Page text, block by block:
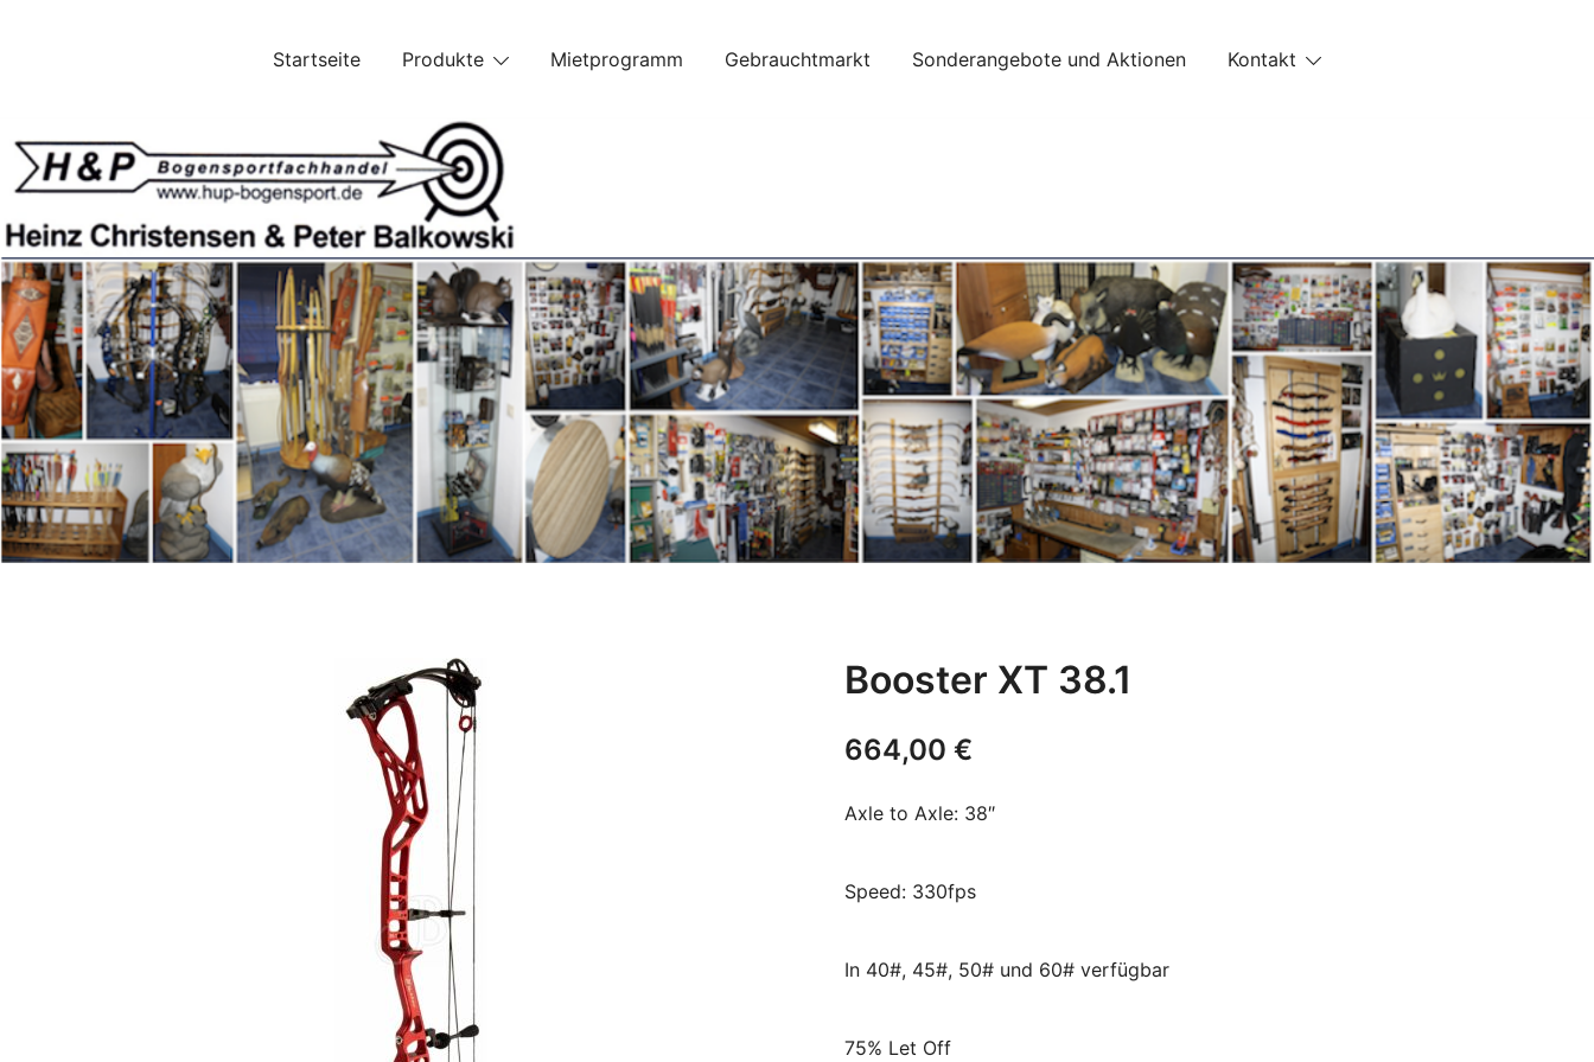
Startseite Produkte Mietprogramm Gebrauchtmarkt Sonderangebote und Aktionen Kontakt
Booster XT 38.1
664,00 €
Axle to Axle: 38″
Speed: 330fps
In 40#, 45#, 50# und 60# verfügbar
75% Let Off